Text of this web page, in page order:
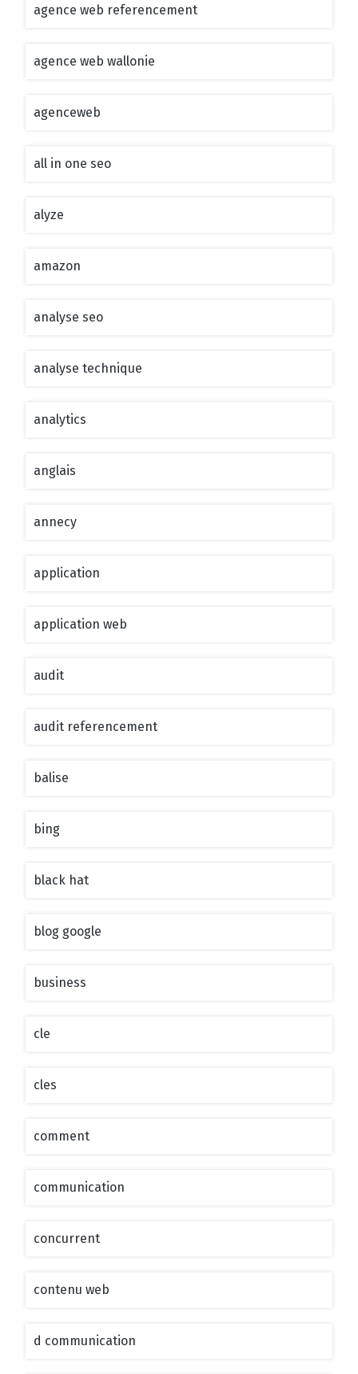
agence web referencement
agence web wallonie
agenceweb
all in one seo
alyze
amazon
analyse seo
analyse technique
analytics
anglais
annecy
application
application web
audit
audit referencement
balise
bing
black hat
blog google
business
cle
cles
comment
communication
concurrent
contenu web
d communication